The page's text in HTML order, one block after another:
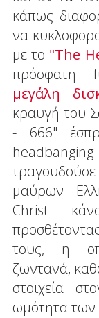
κάπως
να
με το "The
πρόσφατη
μεγάλη
κραυγή του
- 666"
μαύρων
Christ
τους, η
ζωντανά,
στοιχεία
ωμότητα των